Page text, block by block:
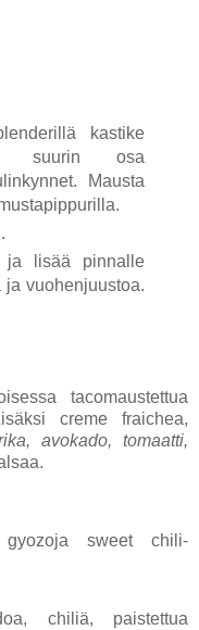
kastike
suurin osa
Mausta
ja lisää pinnalle
ja vuohenjuustoa.
tacomaustettua
creme fraichea,
avokado, tomaatti,
gyozoja sweet chili-
chiliä, paistettua